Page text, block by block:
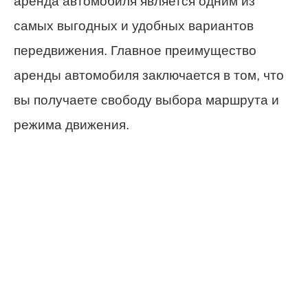
самых выгодных и удобных вариантов
передвижения. Главное преимущество
аренды автомобиля заключается в том, что
вы получаете свободу выбора маршрута и
режима движения.